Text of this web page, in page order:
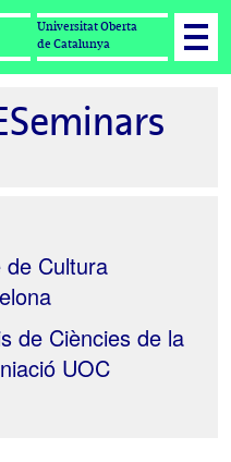
Universitat Oberta
de Catalunya
de Cultura
de Ciències de la
UOC